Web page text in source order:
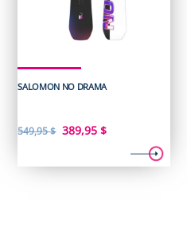
SALOMON NO DRAMA
549,95$ Le
initial
389,95$Le
actuel